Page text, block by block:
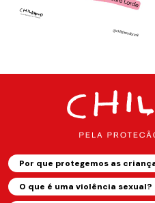
Por que protegemos as
O que é uma violência sexual?